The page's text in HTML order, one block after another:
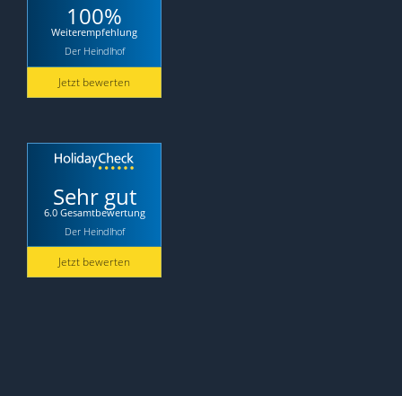
100%
Weiterempfehlung
Der Heindlhof
Jetzt bewerten
Sehr gut
6.0 Gesamtbewertung
Der Heindlhof
Jetzt bewerten